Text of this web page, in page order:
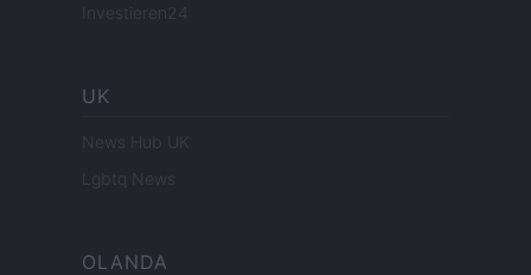
Investieren24
UK
News Hub UK
Lgbtq News
OLANDA